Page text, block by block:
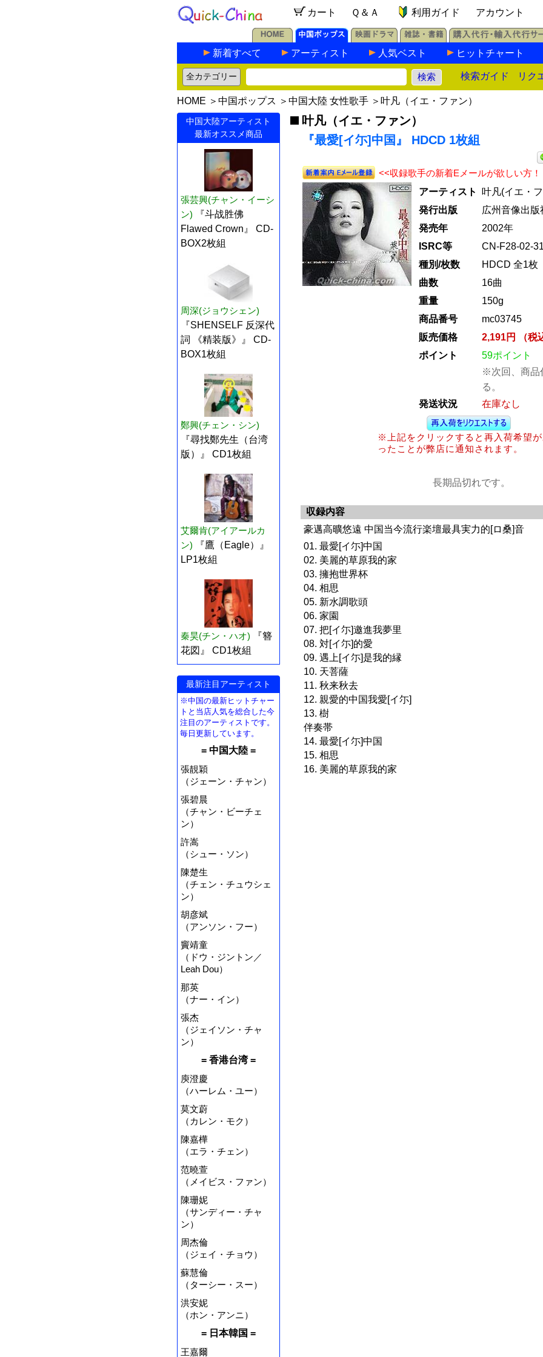
カート Ｑ＆Ａ 利用ガイド アカウント
新着すべて アーティスト 人気ベスト ヒットチャート
検索ガイド リク
HOME ＞ 中国ポップス ＞ 中国大陸 女性歌手 ＞ 叶凡（イエ・ファン）
中国大陸アーティスト
最新オススメ商品
張芸興(チャン・イーシ
ン)
『斗战胜佛
Flawed Crown』 CD-
BOX2枚組
周深(ジョウシェン)
『SHENSELF 反深代
詞 《精装版》』 CD-
BOX1枚組
鄭興(チェン・シン)
『尋找鄭先生（台湾
版）』 CD1枚組
艾爾肯(アイアールカ
ン)
『鷹（Eagle）』
LP1枚組
秦昊(チン・ハオ)
『簪
花図』 CD1枚組
最新注目アーティスト
※中国の最新ヒットチャー
トと当店人気を総合した今
注目のアーティストです。
毎日更新しています。
= 中国大陸 =
張靚穎
（ジェーン・チャン）
張碧晨
（チャン・ビーチェ
ン）
許嵩
（シュー・ソン）
陳楚生
（チェン・チュウシェ
ン）
胡彦斌
（アンソン・フー）
竇靖童
（ドウ・ジントン／
Leah Dou）
那英
（ナー・イン）
張杰
（ジェイソン・チャ
ン）
= 香港台湾 =
庾澄慶
（ハーレム・ユー）
莫文蔚
（カレン・モク）
陳嘉樺
（エラ・チェン）
范曉萱
（メイビス・ファン）
陳珊妮
（サンディー・チャ
ン）
周杰倫
（ジェイ・チョウ）
蘇慧倫
（ターシー・スー）
洪安妮
（ホン・アンニ）
= 日本韓国 =
王嘉爾
叶凡（イエ・ファン）
『最愛[イ尓]中国』 HDCD 1枚組
<<収録歌手の新着Eメールが欲しい方！
アーティスト
叶凡(イエ・
発行出版
広州音像出版
発売年
2002年
ISRC等
CN-F28-02-
種別/枚数
HDCD 全1枚
曲数
16曲
重量
150g
商品番号
mc03745
販売価格
2,191円 （税
ポイント
59ポイント
※次回、商品
る。
発送状況
在庫なし
※上記をクリックすると再入荷希望が
ったことが弊店に通知されます。
長期品切れです。
収録内容
豪邁高曠悠遠 中国当今流行楽壇最具実力的[ロ桑]音
01. 最愛[イ尓]中国
02. 美麗的草原我的家
03. 擁抱世界杯
04. 相思
05. 新水調歌頭
06. 家園
07. 把[イ尓]邀進我夢里
08. 対[イ尓]的愛
09. 遇上[イ尓]是我的縁
10. 天菩薩
11. 秋来秋去
12. 親愛的中国我愛[イ尓]
13. 樹
伴奏帯
14. 最愛[イ尓]中国
15. 相思
16. 美麗的草原我的家